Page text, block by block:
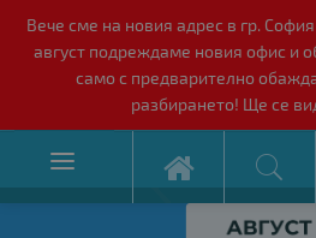
Вече сме на новия адрес в гр.
август подреждаме новия офис и
само с предварително
разбирането! Ще се
